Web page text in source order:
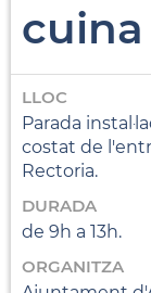
LLOC
Parada
costat de
Rectoria.
DURADA
de 9h a 13h.
ORGANITZA